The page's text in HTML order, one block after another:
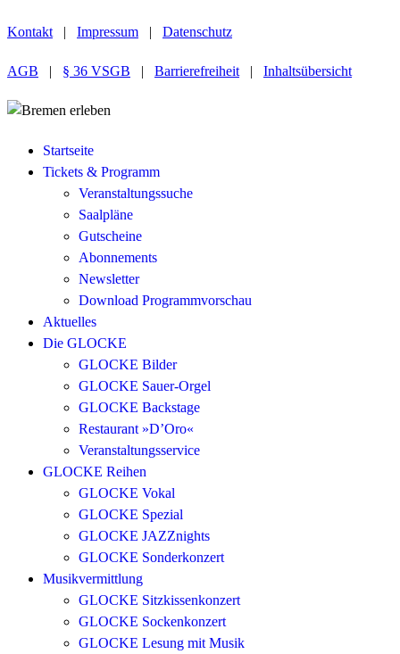
Kontakt | Impressum | Datenschutz
AGB | § 36 VSGB | Barrierefreiheit | Inhaltsübersicht
Startseite
Tickets & Programm
Veranstaltungssuche
Saalpläne
Gutscheine
Abonnements
Newsletter
Download Programmvorschau
Aktuelles
Die GLOCKE
GLOCKE Bilder
GLOCKE Sauer-Orgel
GLOCKE Backstage
Restaurant »D’Oro«
Veranstaltungsservice
GLOCKE Reihen
GLOCKE Vokal
GLOCKE Spezial
GLOCKE JAZZnights
GLOCKE Sonderkonzert
Musikvermittlung
GLOCKE Sitzkissenkonzert
GLOCKE Sockenkonzert
GLOCKE Lesung mit Musik